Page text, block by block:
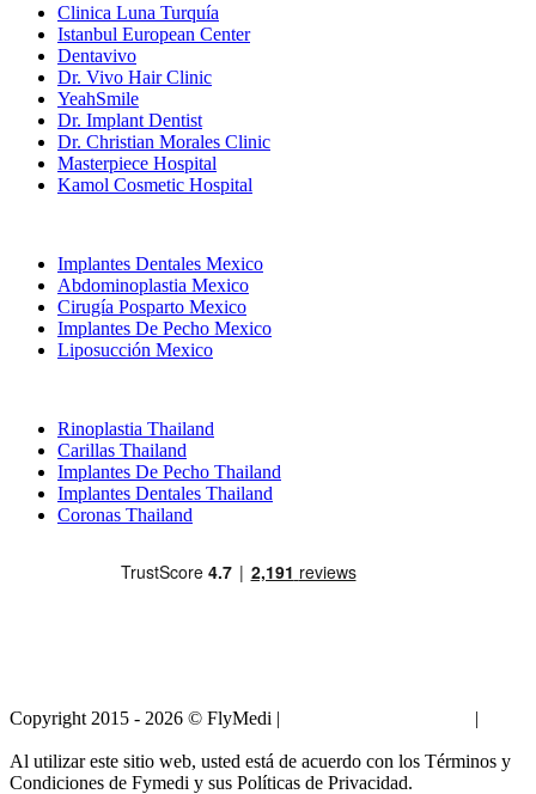
Clinica Luna Turquía
Istanbul European Center
Dentavivo
Dr. Vivo Hair Clinic
YeahSmile
Dr. Implant Dentist
Dr. Christian Morales Clinic
Masterpiece Hospital
Kamol Cosmetic Hospital
Implantes Dentales Mexico
Abdominoplastia Mexico
Cirugía Posparto Mexico
Implantes De Pecho Mexico
Liposucción Mexico
Rinoplastia Thailand
Carillas Thailand
Implantes De Pecho Thailand
Implantes Dentales Thailand
Coronas Thailand
Copyright 2015 - 2026 © FlyMedi |
|
Al utilizar este sitio web, usted está de acuerdo con los Términos y
Condiciones de Fymedi y sus Políticas de Privacidad.